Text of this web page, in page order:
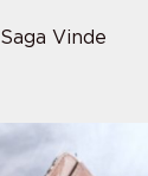
Saga Vinde